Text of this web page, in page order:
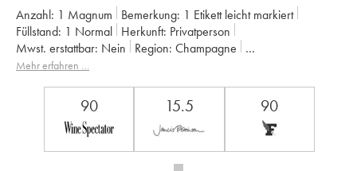
Anzahl: 1 Magnum Bemerkung: 1 Etikett leicht markiert
Füllstand: 1 Normal Herkunft:
privatperson
Mwst. erstattbar:
nein Region:
Champagne
Appellation:
Champagne
Mehr erfahren …
90 15.5 90